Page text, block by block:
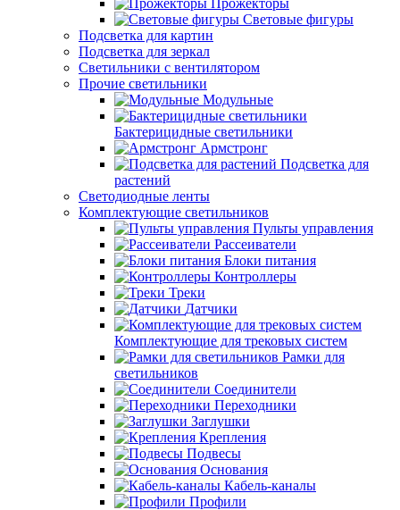
Прожекторы
Световые фигуры
Подсветка для картин
Подсветка для зеркал
Светильники с вентилятором
Прочие светильники
Модульные
Бактерицидные светильники
Армстронг
Подсветка для
растений
Светодиодные ленты
Комплектующие светильников
Пульты управления
Рассеиватели
Блоки питания
Контроллеры
Треки
Датчики
Комплектующие для трековых систем
Рамки для
светильников
Соединители
Переходники
Заглушки
Крепления
Подвесы
Основания
Кабель-каналы
Профили